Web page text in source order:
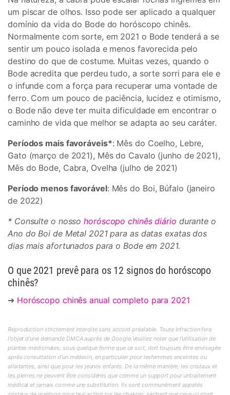
um piscar de olhos. Isso pode ser aplicado a qualquer
domínio da vida do Bode do horóscopo chinês.
Normalmente com sorte, em 2021 o Bode tenderá a se
sentir um pouco isolada e menos favorecida pelo
destino do que de costume. Muitas vezes, quando o
Bode acredita que perdeu tudo, a sorte sorri para ele e
o infunde com a força para recuperar uma vontade de
ferro. Com um pouco de paciência, lucidez e otimismo,
o Bode não deve ter muita dificuldade em encontrar o
caminho de vida que melhor se adapta ao seu caráter.
Períodos mais favoráveis*: Mês do Coelho, Lebre,
Gato (março de 2021), Mês do Cavalo (junho de 2021),
Mês do Bode, Cabra, Ovelha (julho de 2021)
Período menos favorável: Mês do Boi, Búfalo (janeiro
de 2022)
* Consulte o nossohoróscopo chinês diário durante o
Ano do Boi de Metal 2021 para as datas exatas dos
dias mais afortunados para o Bode em 2021.
O que 2021 prevê para os 12 signos do horóscopo
chinês?
➔ Horóscopo chinês anual completo para 2021
Reproduction strictement interdite sans accord préalable. Toute infraction fera
l'objet d'une demande DMCA auprès de Google.Veuillez noter que l'utilisation de
plantes médicinales, sous quelque forme que ce soit, doit toujours être envisagée
après consultation d'un médecin, en particulier pour lesfemmes enceintes ou
allaitantes, ainsi que pour les jeunes enfants. De la même manière, les cristaux et
les pierres ne peuvent être considérés que comme un support pour untraitement
médical et jamais comme une substitution. Ils sont communément appelés